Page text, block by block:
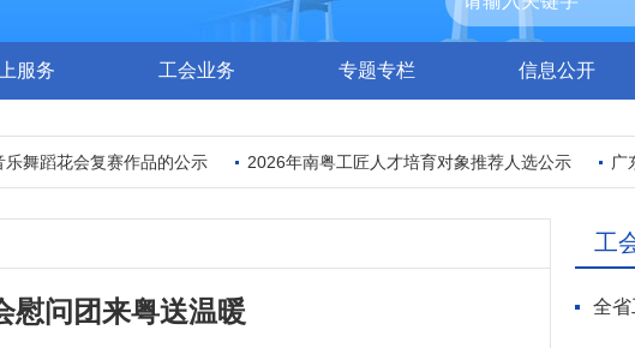
服务 工会业务 专题专栏 信息公开
舞蹈花会复赛作品的公示 2026年南粤工匠人才培育对象推荐人选公示 广
慰问团来粤送温暖
工